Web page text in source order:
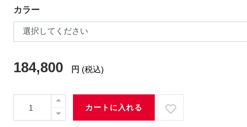
カラー
184,800 円 (税込)
カートに入れる